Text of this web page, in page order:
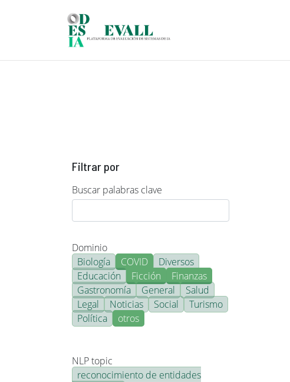
Filtrar por
Buscar palabras clave
Dominio
Biología
COVID
Diversos
Educación
Ficción
Finanzas
Gastronomía
General
Salud
Legal
Noticias Social
Turismo
Política
otros
NLP topic
reconocimiento de entidades